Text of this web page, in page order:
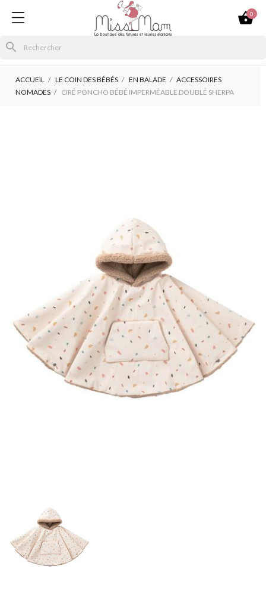

0
search
ACCUEIL LE COIN DES BÉBÉS EN BALADE
ACCESSOIRES
NOMADES
CIRÉ PONCHO BÉBÉ IMPERMÉABLE DOUBLÉ SHERPA